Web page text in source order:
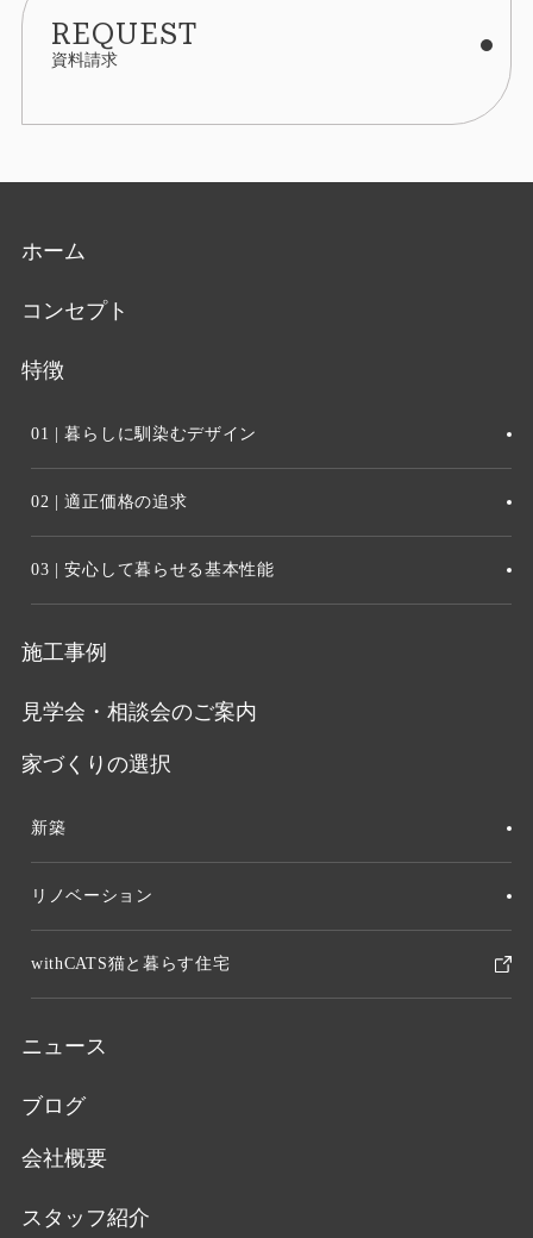
REQUEST
資料請求
ホーム
コンセプト
特徴
01 | 暮らしに馴染むデザイン
02 | 適正価格の追求
03 | 安心して暮らせる基本性能
施工事例
見学会・相談会のご案内
家づくりの選択
新築
リノベーション
withCATS猫と暮らす住宅
ニュース
ブログ
会社概要
スタッフ紹介